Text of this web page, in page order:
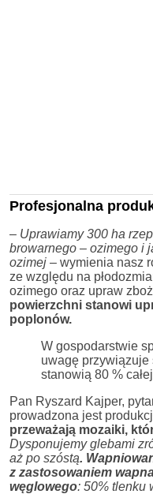
Profesjonalna
– Uprawiamy 300 ha
browarnego – ozimego i
ozimej – wymienia nasz
ze względu na
ozimego oraz upraw
powierzchni stanowi
poplonów.
W gospodarstwie
uwagę przywiązuje
stanowią 80 %
Pan Ryszard Kajper,
prowadzona jest
przeważają mozaiki,
Dysponujemy glebami
aż po szóstą.
z zastosowaniem
węglowego: 50% tlenku